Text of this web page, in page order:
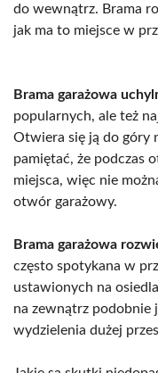
do wewnątrz. Brama
jak ma to miejsce w
Brama garażowa
popularnych, ale też
Otwiera się ją do góry
pamiętać, że podczas
miejsca, więc nie
otwór garażowy.
Brama garażowa
często spotykana w
ustawionych na
na zewnątrz podobnie
wydzielenia dużej